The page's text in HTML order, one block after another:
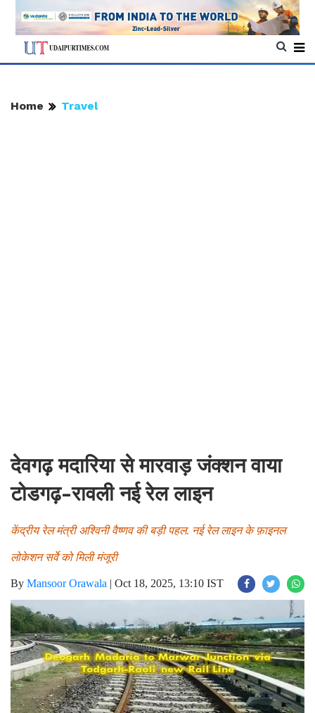
Home Travel
देवगढ़ मदारिया से मारवाड़ जंक्शन वाया
टोडगढ़-रावली नई रेल लाइन
केंद्रीय रेल मंत्री अश्विनी वैष्णव की बड़ी पहल. नई रेल लाइन के फ़ाइनल
लोकेशन सर्वे को मिली मंजूरी
By Mansoor Orawala | Oct 18, 2025, 13:10 IST